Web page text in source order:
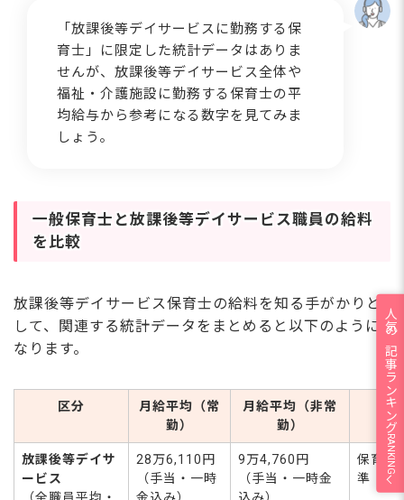
「放課後等デイサービスに勤務する保
育士」に限定した統計データはありま
せんが、放課後等デイサービス全体や
福祉・介護施設に勤務する保育士の平
均給与から参考になる数字を見てみま
しょう。
一般保育士と放課後等デイサービス職員の給料
を比較
放課後等デイサービス保育士の給料を知る手がかりと
して、関連する統計データをまとめると以下のように
なります。
区分
月給平均（常
勤）
月給平均（非常
勤）
放課後等デイサ
ービス
（全職員平均・
28万6,110円
（手当・一時
金込み）
9万4,760円
（手当・一時金
込み）
保育士
準
人気の記事ランキング
RANKING